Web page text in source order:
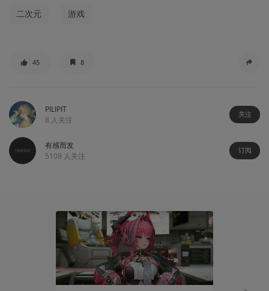
二次元 游戏
45 8
PILIPIT
8 人关注
关注
有感而发
5108 人关注
订阅